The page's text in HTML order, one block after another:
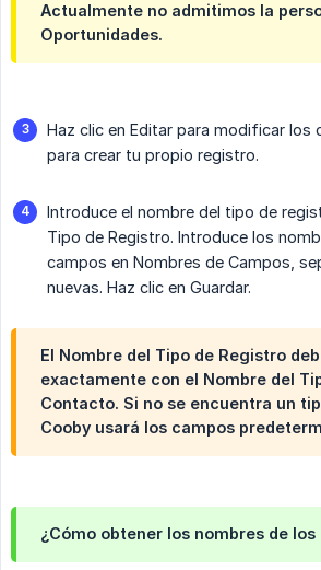
Actualmente no admitimos la
Oportunidades.
Haz clic en Editar para modificar los
para crear tu propio registro.
Introduce el nombre del tipo de
Tipo de Registro. Introduce los
campos en Nombres de Campos,
nuevas. Haz clic en Guardar.
El Nombre del Tipo de Registro
exactamente con el Nombre del
Contacto. Si no se encuentra un
Cooby usará los campos
¿Cómo obtener los nombres de los